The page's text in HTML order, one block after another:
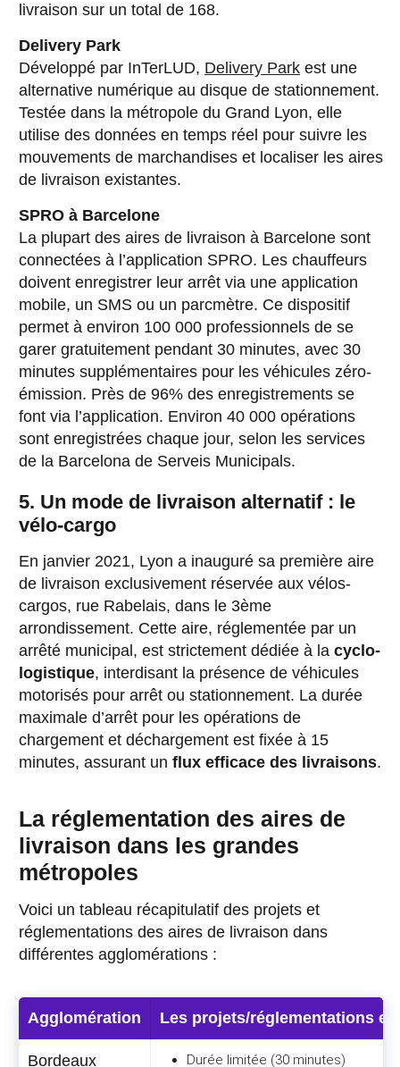
livraison sur un total de 168.
Delivery Park
Développé par InTerLUD, Delivery Park est une
alternative numérique au disque de stationnement.
Testée dans la métropole du Grand Lyon, elle
utilise des données en temps réel pour suivre les
mouvements de marchandises et localiser les aires
de livraison existantes.
SPRO à Barcelone
La plupart des aires de livraison à Barcelone sont
connectées à l’application SPRO. Les chauffeurs
doivent enregistrer leur arrêt via une application
mobile, un SMS ou un parcmètre. Ce dispositif
permet à environ 100 000 professionnels de se
garer gratuitement pendant 30 minutes, avec 30
minutes supplémentaires pour les véhicules zéro-
émission. Près de 96% des enregistrements se
font via l’application. Environ 40 000 opérations
sont enregistrées chaque jour, selon les services
de la Barcelona de Serveis Municipals.
5. Un mode de livraison alternatif : le
vélo-cargo
En janvier 2021, Lyon a inauguré sa première aire
de livraison exclusivement réservée aux vélos-
cargos, rue Rabelais, dans le 3ème
arrondissement. Cette aire, réglementée par un
arrêté municipal, est strictement dédiée à la cyclo-
logistique, interdisant la présence de véhicules
motorisés pour arrêt ou stationnement. La durée
maximale d’arrêt pour les opérations de
chargement et déchargement est fixée à 15
minutes, assurant un flux efficace des livraisons.
La réglementation des aires de
livraison dans les grandes
métropoles
Voici un tableau récapitulatif des projets et
réglementations des aires de livraison dans
différentes agglomérations :
Agglomération Les projets/réglementations
Bordeaux Durée limitée (30 minutes)